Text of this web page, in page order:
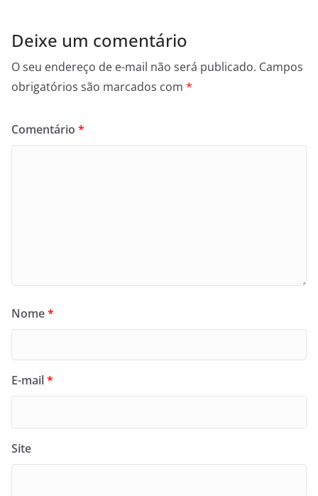
Deixe um comentário
O seu endereço de e-mail não será publicado. Campos
obrigatórios são marcados com *
Comentário *
Nome*
E-mail*
Site